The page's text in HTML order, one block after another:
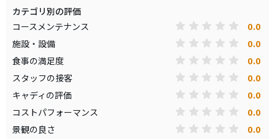
カテゴリ別の評価
コースメンテナンス
0.0
施設・設備 0.0
食事の満足度 0.0
スタッフの接客 0.0
キャディの評価 0.0
コストパフォーマンス 0.0
景観の良さ 0.0